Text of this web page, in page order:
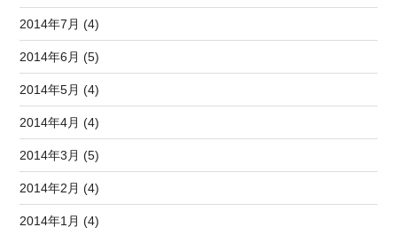
2014年7月 (4)
2014年6月 (5)
2014年5月 (4)
2014年4月 (4)
2014年3月 (5)
2014年2月 (4)
2014年1月 (4)